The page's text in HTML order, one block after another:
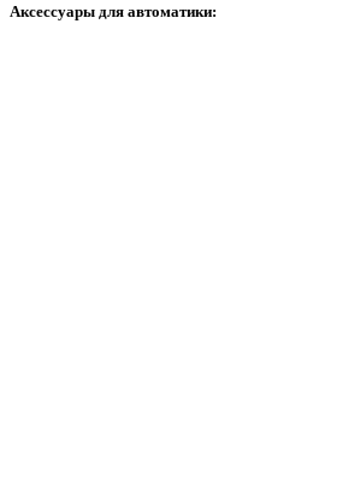
Аксессуары для автоматики: